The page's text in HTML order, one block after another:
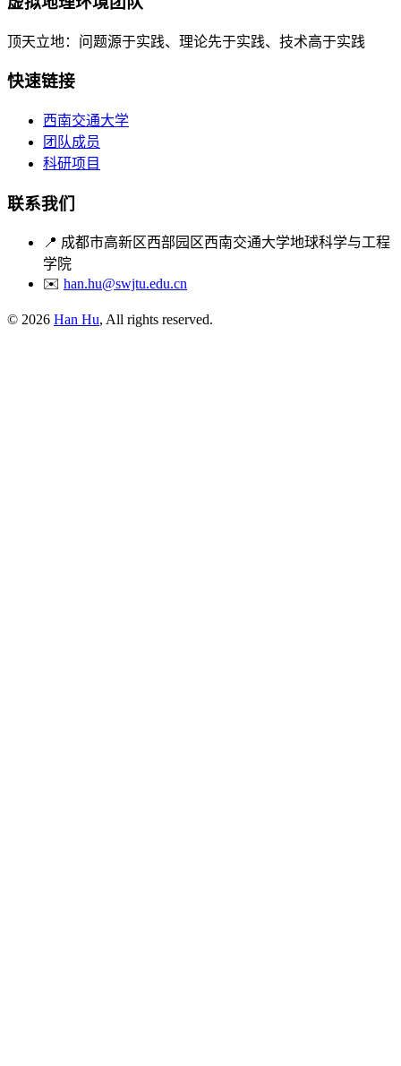
顶天立地：问题源于实践、理论先于实践、技术高于实践
快速链接
西南交通大学
团队成员
科研项目
联系我们
📍 成都市高新区西部园区西南交通大学地球科学与工程
学院
✉️ han.hu@swjtu.edu.cn
© 2026 Han Hu, All rights reserved.